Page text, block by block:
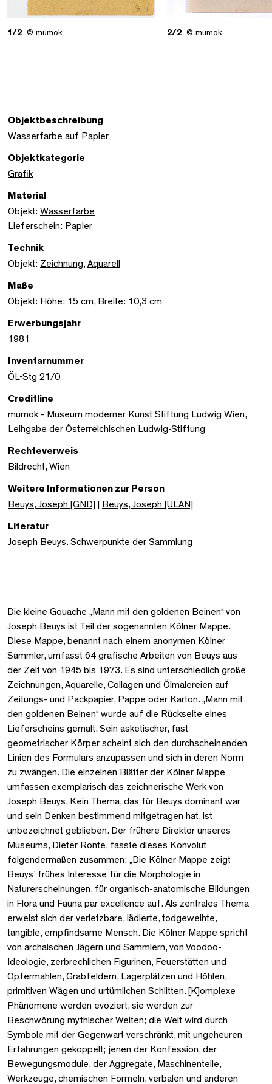
1/2 © mumok 2/2 © mumok
Objektbeschreibung
Wasserfarbe auf Papier
Objektkategorie
Grafik
Material
Objekt: Wasserfarbe
Lieferschein: Papier
Technik
Objekt: Zeichnung, Aquarell
Maße
Objekt: Höhe: 15 cm, Breite: 10,3 cm
Erwerbungsjahr
1981
Inventarnummer
ÖL-Stg 21/0
Creditline
mumok - Museum moderner Kunst Stiftung Ludwig Wien,
Leihgabe der Österreichischen Ludwig-Stiftung
Rechteverweis
Bildrecht, Wien
Weitere Informationen zur Person
Beuys, Joseph [GND]
Beuys, Joseph [ULAN]
Literatur
Joseph Beuys. Schwerpunkte der Sammlung
Die kleine Gouache „Mann mit den goldenen Beinen“ von
Joseph Beuys ist Teil der sogenannten Kölner Mappe.
Diese Mappe, benannt nach einem anonymen Kölner
Sammler, umfasst 64 grafische Arbeiten von Beuys aus
der Zeit von 1945 bis 1973. Es sind unterschiedlich große
Zeichnungen, Aquarelle, Collagen und Ölmalereien auf
Zeitungs- und Packpapier, Pappe oder Karton. „Mann mit
den goldenen Beinen“ wurde auf die Rückseite eines
Lieferscheins gemalt. Sein asketischer, fast
geometrischer Körper scheint sich den durchscheinenden
Linien des Formulars anzupassen und sich in deren Norm
zu zwängen. Die einzelnen Blätter der Kölner Mappe
umfassen exemplarisch das zeichnerische Werk von
Joseph Beuys. Kein Thema, das für Beuys dominant war
und sein Denken bestimmend mitgetragen hat, ist
unbezeichnet geblieben. Der frühere Direktor unseres
Museums, Dieter Ronte, fasste dieses Konvolut
folgendermaßen zusammen: „Die Kölner Mappe zeigt
Beuys’ frühes Interesse für die Morphologie in
Naturerscheinungen, für organisch-anatomische Bildungen
in Flora und Fauna par excellence auf. Als zentrales Thema
erweist sich der verletzbare, lädierte, todgeweihte,
tangible, empfindsame Mensch. Die Kölner Mappe spricht
von archaischen Jägern und Sammlern, von Voodoo-
Ideologie, zerbrechlichen Figurinen, Feuerstätten und
Opfermahlen, Grabfeldern, Lagerplätzen und Höhlen,
primitiven Wägen und urtümlichen Schlitten. [K]omplexe
Phänomene werden evoziert, sie werden zur
Beschwörung mythischer Welten; die Welt wird durch
Symbole mit der Gegenwart verschränkt, mit ungeheuren
Erfahrungen gekoppelt; jenen der Konfession, der
Bewegungsmodule, der Aggregate, Maschinenteile,
Werkzeuge, chemischen Formeln, verbalen und anderen